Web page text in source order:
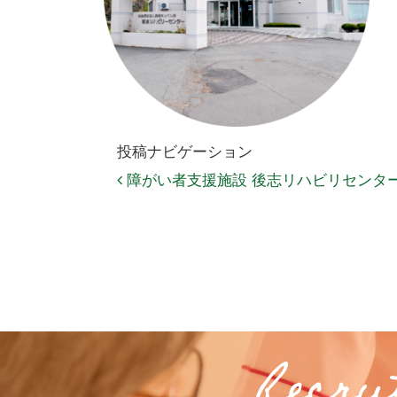
投稿ナビゲーション
障がい者支援施設 後志リハビリセンタ